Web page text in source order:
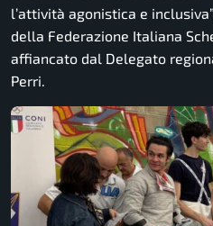
l’attività agonistica e
della Federazione Italiana
affiancato dal Delegato
Perri.